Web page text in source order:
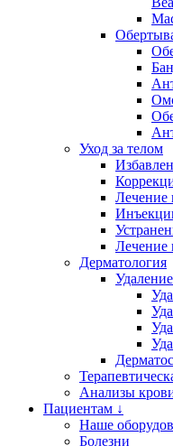
Уход за телом
Лечение
Лечение
Дерматология
Анализы
Пациентам ↓
Наше
Болезни